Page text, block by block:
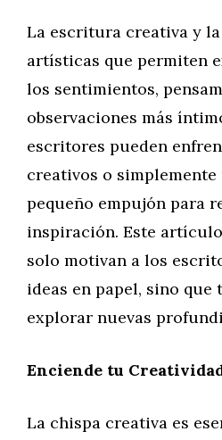
La escritura creativa y
artísticas que permiten
los sentimientos,
observaciones más
escritores pueden
creativos o
pequeño empujón para
inspiración. Este
solo motivan a los
ideas en papel, sino que
explorar nuevas
Enciende tu
La chispa creativa es